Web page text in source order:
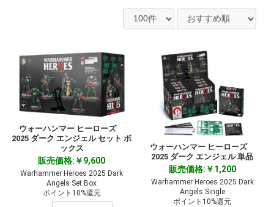
ウォーハンマー ヒーローズ
2025 ダーク エンジェル セット ボ
ックス
販売価格:￥9,600
Warhammer Heroes 2025 Dark
Angels Set Box
ポイント10%還元
ウォーハンマー ヒーローズ
2025 ダーク エンジェル 単品
販売価格:￥1,200
Warhammer Heroes 2025 Dark
Angels Single
ポイント10%還元